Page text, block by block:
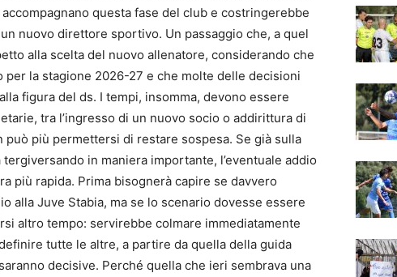
questa fase del club e costringerebbe
nuovo direttore sportivo. Un passaggio che, a quel
alla scelta del nuovo allenatore, considerando che
per la stagione 2026-27 e che molte delle decisioni
figura del ds. I tempi, insomma, devono essere
tra l’ingresso di un nuovo socio o addirittura di
più permettersi di restare sospesa. Se già sulla
in maniera importante, l’eventuale addio
più rapida. Prima bisognerà capire se davvero
alla Juve Stabia, ma se lo scenario dovesse essere
altro tempo: servirebbe colmare immediatamente
tutte le altre, a partire da quella della guida
decisive. Perché quella che ieri sembrava una